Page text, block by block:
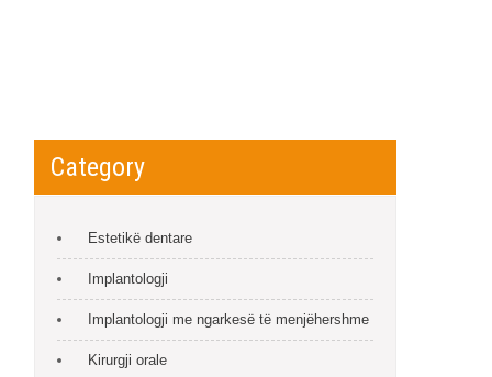
Category
Estetikë dentare
Implantologji
Implantologji me ngarkesë të menjëhershme
Kirurgji orale